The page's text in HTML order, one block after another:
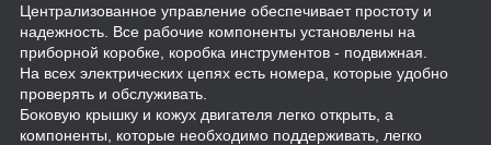
Централизованное управление обеспечивает простоту и
надежность. Все рабочие компоненты установлены на
приборной коробке, коробка инструментов - подвижная.
На всех электрических цепях есть номера, которые удобно
проверять и обслуживать.
Боковую крышку и кожух двигателя легко открыть, а
компоненты, которые необходимо поддерживать, легко